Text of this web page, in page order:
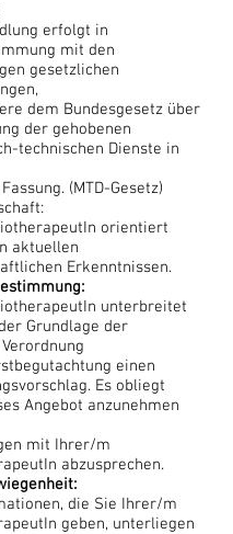
erfolgt in
mit den
gesetzlichen
dem Bundesgesetz über
der gehobenen
technischen Dienste in
(MTD-Gesetz)
orientiert
aktuellen
Erkenntnissen.
unterbreitet
Grundlage der
einen
Es obliegt
Angebot anzunehmen
mit Ihrer/m
abzusprechen.
die Sie Ihrer/m
geben, unterliegen